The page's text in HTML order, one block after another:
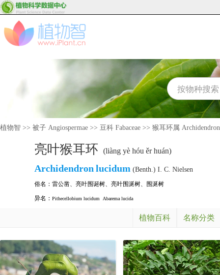
植物智 >> 被子 Angiospermae >> 豆科 Fabaceae >> 猴耳环属 Archidendron
亮叶猴耳环 (liàng yè hóu ěr huán)
Archidendron lucidum (Benth.) I. C. Nielsen
俗名： 雷公凿、 亮叶围诞树、 亮叶围涎树、 围涎树
异名： Pithecellobium lucidum Abarema lucida
植物百科 名称分类